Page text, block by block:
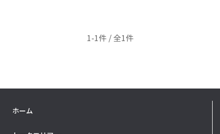
1-1件 / 全1件
ホーム